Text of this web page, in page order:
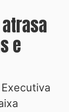
e